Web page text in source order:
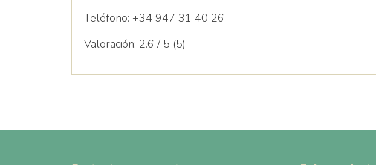
Teléfono: +34 947 31 40 26
Valoración: 2.6 / 5 (5)